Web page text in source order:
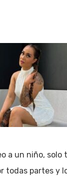
a un niño,
todas partes y